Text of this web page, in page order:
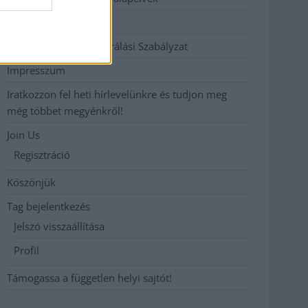
Hozzászólási és Moderálási Szabályzat
Impresszum
Iratkozzon fel heti hírlevelünkre és tudjon meg
még többet megyénkről!
Join Us
Regisztráció
Köszönjük
Tag bejelentkezés
Jelszó visszaállítása
Profil
Támogassa a független helyi sajtót!